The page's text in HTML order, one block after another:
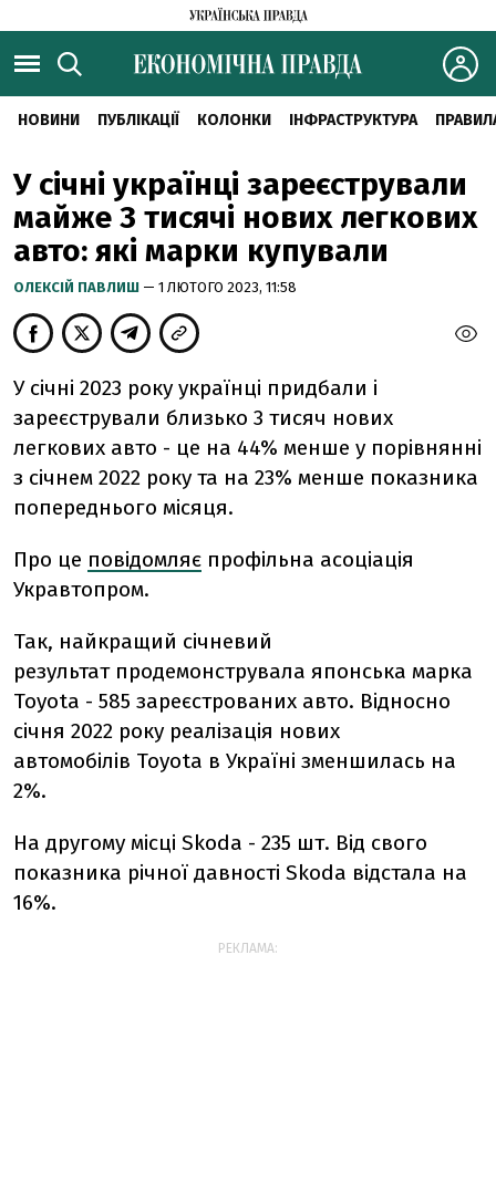
НОВИНИ ПУБЛІКАЦІЇ КОЛОНКИ ІНФРАСТРУКТУРА
У січні українці зареєстрували
майже 3 тисячі нових легкових
авто: які марки купували
ОЛЕКСІЙ ПАВЛИШ — 1 ЛЮТОГО 2023, 11:58
У січні 2023 року українці придбали і
зареєстрували близько 3 тисяч нових
легкових авто - це на 44% менше у порівнянні
з січнем 2022 року та на 23% менше показника
попереднього місяця.
Про це повідомляє профільна асоціація
Укравтопром.
Так, найкращий січневий
результат продемонструвала японська марка
Toyota - 585 зареєстрованих авто. Відносно
січня 2022 року реалізація нових
автомобілів Toyota в Україні зменшилась на
2%.
На другому місці Skoda - 235 шт. Від свого
показника річної давності Skoda відстала на
16%.
РЕКЛАМА: